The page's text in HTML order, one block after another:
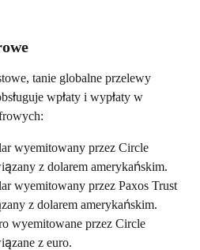
tanie globalne przelewy
wpłaty i wypłaty w
wyemitowany przez Circle
z dolarem amerykańskim.
wyemitowany przez Paxos Trust
z dolarem amerykańskim.
wyemitowane przez Circle
z euro.